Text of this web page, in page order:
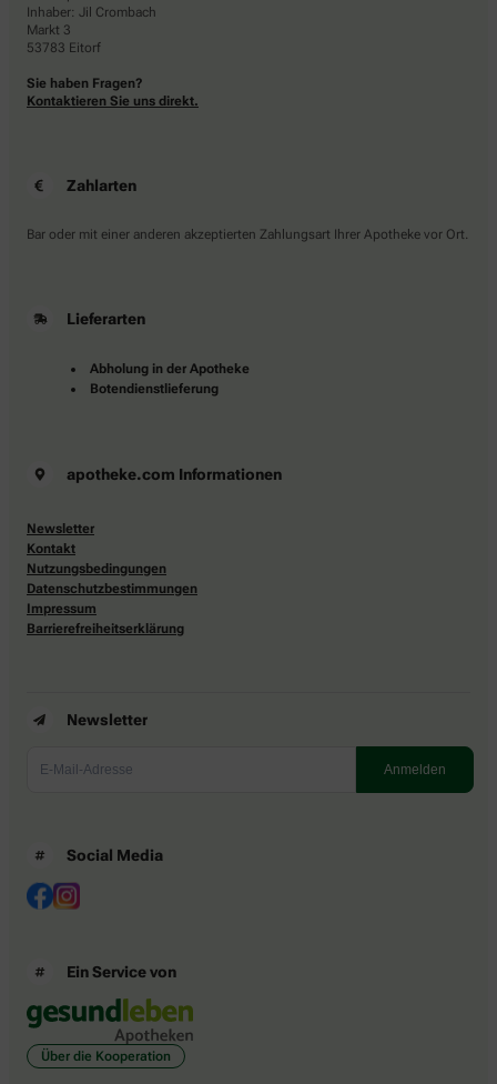
Inhaber: Jil Crombach
Markt 3
53783 Eitorf
Sie haben Fragen?
Kontaktieren Sie uns direkt.
Zahlarten
Bar oder mit einer anderen akzeptierten Zahlungsart Ihrer Apotheke vor Ort.
Lieferarten
Abholung in der Apotheke
Botendienstlieferung
apotheke.com Informationen
Newsletter
Kontakt
Nutzungsbedingungen
Datenschutzbestimmungen
Impressum
Barrierefreiheitserklärung
Newsletter
Social Media
Ein Service von
Über die Kooperation